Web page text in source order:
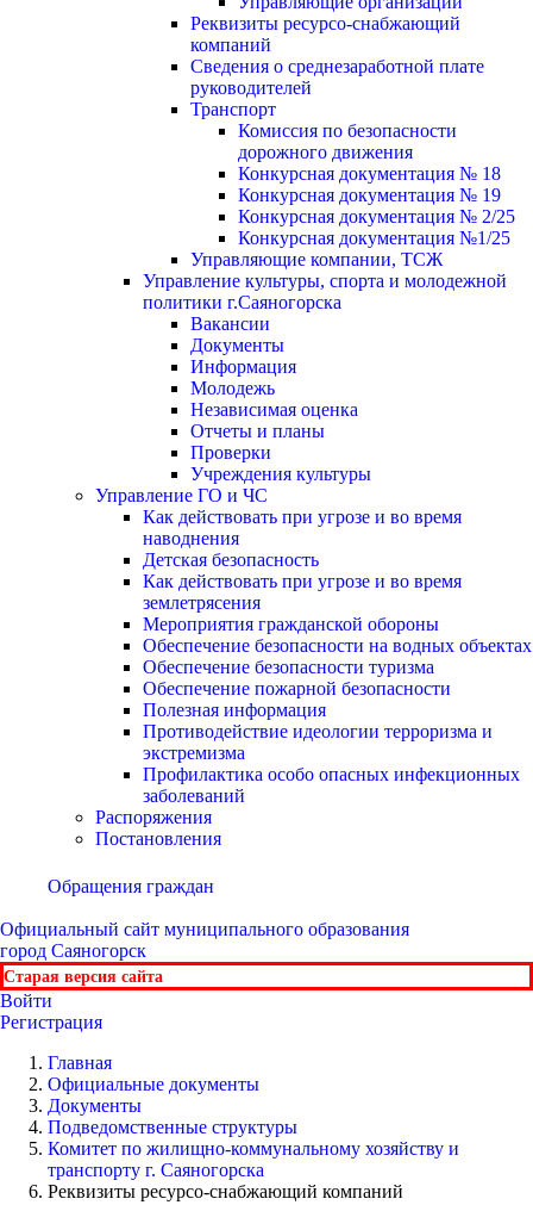
Реквизиты ресурсо-снабжающий
компаний
Сведения о среднезаработной плате
руководителей
Транспорт
Комиссия по безопасности
дорожного движения
Конкурсная документация № 18
Конкурсная документация № 19
Конкурсная документация № 2/25
Конкурсная документация №1/25
Управляющие компании, ТСЖ
Управление культуры, спорта и молодежной
политики г.Саяногорска
Вакансии
Документы
Информация
Молодежь
Независимая оценка
Отчеты и планы
Проверки
Учреждения культуры
Управление ГО и ЧС
Как действовать при угрозе и во время
наводнения
Детская безопасность
Как действовать при угрозе и во время
землетрясения
Мероприятия гражданской обороны
Обеспечение безопасности на водных объектах
Обеспечение безопасности туризма
Обеспечение пожарной безопасности
Полезная информация
Противодействие идеологии терроризма и
экстремизма
Профилактика особо опасных инфекционных
заболеваний
Распоряжения
Постановления
Обращения граждан
Официальный сайт муниципального образования
город Саяногорск
Старая версия сайта
Войти
Регистрация
Главная
Официальные документы
Документы
Подведомственные структуры
Комитет по жилищно-коммунальному хозяйству и
транспорту г. Саяногорска
Реквизиты ресурсо-снабжающий компаний